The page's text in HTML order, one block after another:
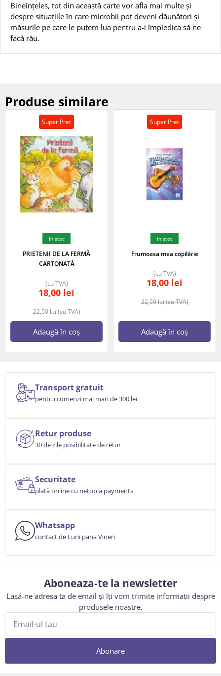
Bineînțeles, tot din această carte vor afla mai multe și
despre situațiile în care microbii pot deveni dăunători și
măsurile pe care le putem lua pentru a-i împiedica să ne
facă rău.
Produse similare
Super Pret
In stoc
PRIETENII DE LA FERMĂ
CARTONATĂ
22,50lei(cu TVA)
18,00 lei
(cu TVA)
Adaugă în coș
Super Pret
In stoc
Frumoasa mea copilărie
22,50lei(cu TVA)
18,00 lei
(cu TVA)
Adaugă în coș
Transport gratuit
pentru comenzi mai mari de 300 lei
Retur produse
30 de zile posibilitate de retur
Securitate
plată online cu netopia payments
Whatsapp
contact de Luni pana Vineri
Aboneaza-te la newsletter
Lasă-ne adresa ta de email și îți vom trimite informații despre
produsele noastre.
Abonare